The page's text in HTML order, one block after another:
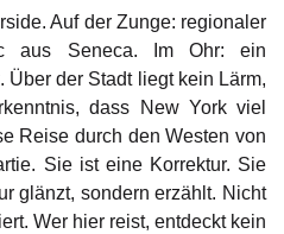
Auf der Zunge: regionaler
aus Seneca. Im Ohr: ein
der Stadt liegt kein Lärm,
dass New York viel
Reise durch den Westen von
Sie ist eine Korrektur. Sie
glänzt, sondern erzählt. Nicht
Wer hier reist, entdeckt kein